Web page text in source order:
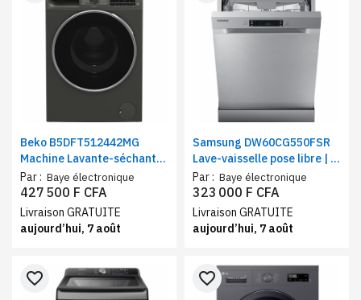
Beko B5DFT512442MG
Machine Lavante-séchante
| Capacité Lavage 12 Kg /
Séchage 8 Kg | Moteur
ProSmart Inverter™ | Wifi
Par : Baye électronique
427 500 F CFA
Livraison GRATUITE
aujourd’hui, 7 août
Samsung DW60CG550FSR
Lave-vaisselle pose libre | 7
programmes , 14 couverts,
inox
Par : Baye électronique
323 000 F CFA
Livraison GRATUITE
aujourd’hui, 7 août
favorite_border favorite_border